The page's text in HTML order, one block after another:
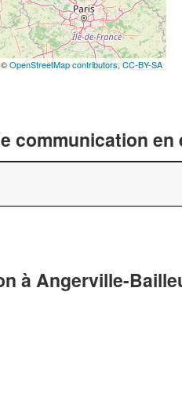
©OpenStreetMap contributors,CC-BY-SA
communication
à Angerville-